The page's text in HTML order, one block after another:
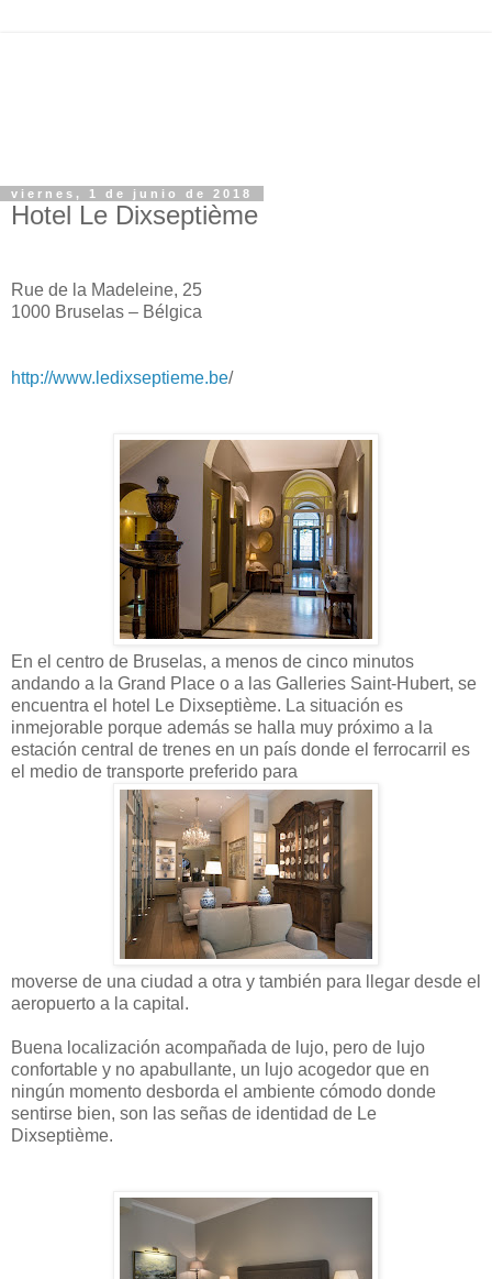
viernes, 1 de junio de 2018
Hotel Le Dixseptième
Rue de la Madeleine, 25
1000 Bruselas – Bélgica
http://www.ledixseptieme.be/
En el centro de Bruselas, a menos de cinco minutos
andando a la Grand Place o a las Galleries Saint-Hubert, se
encuentra el hotel Le Dixseptième. La situación es
inmejorable porque además se halla muy próximo a la
estación central de trenes en un país donde el ferrocarril es
el medio de transporte preferido para
moverse de una ciudad a otra y también para llegar desde el
aeropuerto a la capital.
Buena localización acompañada de lujo, pero de lujo
confortable y no apabullante, un lujo acogedor que en
ningún momento desborda el ambiente cómodo donde
sentirse bien, son las señas de identidad de Le
Dixseptième.